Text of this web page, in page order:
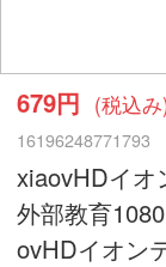
679円 (税込
16196248771793
xiaovHDイオ
外部教育
ovHDイオン